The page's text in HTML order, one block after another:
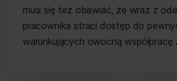
musi się też obawiać, że wraz z
pracownika straci dostęp do
warunkujących owocną współpracę